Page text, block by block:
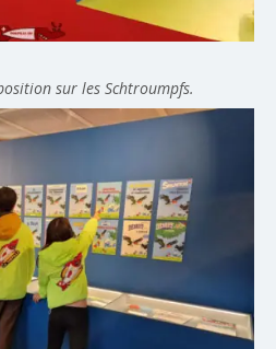
sur les Schtroumpfs.